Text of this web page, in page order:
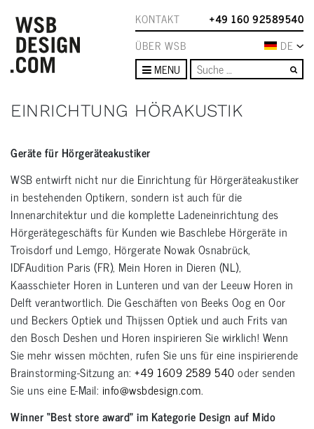
KONTAKT
+49 160 92589540
ÜBER WSB
DE
MENU
EINRICHTUNG HÖRAKUSTIK
Geräte für Hörgeräteakustiker
WSB entwirft nicht nur die Einrichtung für Hörgeräteakustiker
in bestehenden Optikern, sondern ist auch für die
Innenarchitektur und die komplette Ladeneinrichtung des
Hörgerätegeschäfts für Kunden wie Baschlebe Hörgeräte in
Troisdorf und Lemgo, Hörgerate Nowak Osnabrück,
IDFAudition Paris (FR), Mein Horen in Dieren (NL),
Kaasschieter Horen in Lunteren und van der Leeuw Horen in
Delft verantwortlich. Die Geschäften von Beeks Oog en Oor
und Beckers Optiek und Thijssen Optiek und auch Frits van
den Bosch Deshen und Horen inspirieren Sie wirklich! Wenn
Sie mehr wissen möchten, rufen Sie uns für eine inspirierende
Brainstorming-Sitzung an: +49 1609 2589 540oder senden
Sie uns eine E-Mail: info@wsbdesign.com.
Winner “Best store award” im Kategorie Design auf Mido